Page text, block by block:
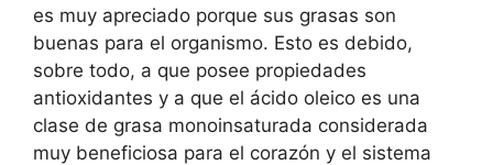
es muy apreciado porque sus grasas son
buenas para el organismo. Esto es debido,
sobre todo, a que posee propiedades
antioxidantes y a que el ácido oleico es una
clase de grasa monoinsaturada considerada
muy beneficiosa para el corazón y el sistema